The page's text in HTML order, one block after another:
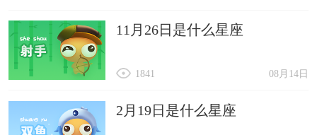
11月26日是什么星座
08月14日
1841
2月19日是什么星座